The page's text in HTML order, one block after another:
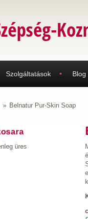
Szolgáltatások Blog
» Belnatur Pur-Skin Soap
üres